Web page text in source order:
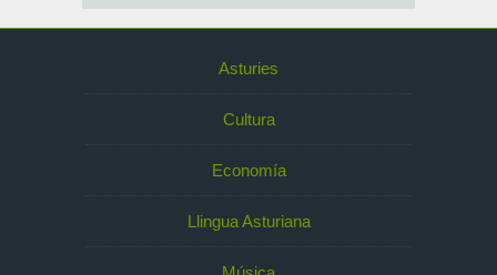
Asturies
Cultura
Economía
Llingua Asturiana